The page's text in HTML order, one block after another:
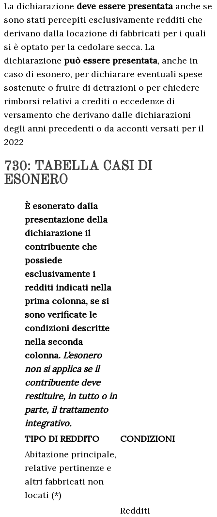
La dichiarazione deve essere presentata anche se
sono stati percepiti esclusivamente redditi che
derivano dalla locazione di fabbricati per i quali
si è optato per la cedolare secca. La
dichiarazione può essere presentata, anche in
caso di esonero, per dichiarare eventuali spese
sostenute o fruire di detrazioni o per chiedere
rimborsi relativi a crediti o eccedenze di
versamento che derivano dalle dichiarazioni
degli anni precedenti o da acconti versati per il
2022
730: TABELLA CASI DI
ESONERO
È esonerato dalla
presentazione della
dichiarazione il
contribuente che
possiede
esclusivamente i
redditi indicati nella
prima colonna, se si
sono verificate le
condizioni descritte
nella seconda
colonna. L’esonero
non si applica se il
contribuente deve
restituire, in tutto o in
parte, il trattamento
integrativo.
TIPO DI REDDITO
CONDIZIONI
Abitazione principale,
relative pertinenze e
altri fabbricati non
locati (*)
Redditi